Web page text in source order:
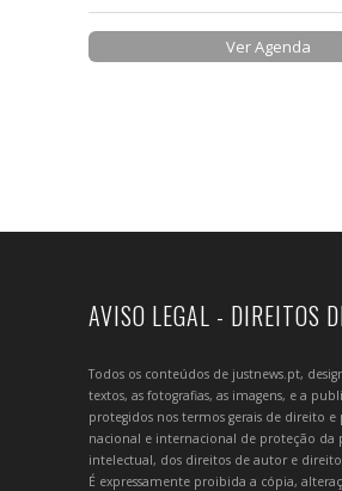
Ver Agenda
AVISO LEGAL - DIREITOS
Todos os conteúdos de justnews.pt,
textos, as fotografias, as imagens, e a
protegidos nos termos gerais de direito e
nacional e internacional de proteção da
intelectual, dos direitos de autor e
É expressamente proibida a cópia,